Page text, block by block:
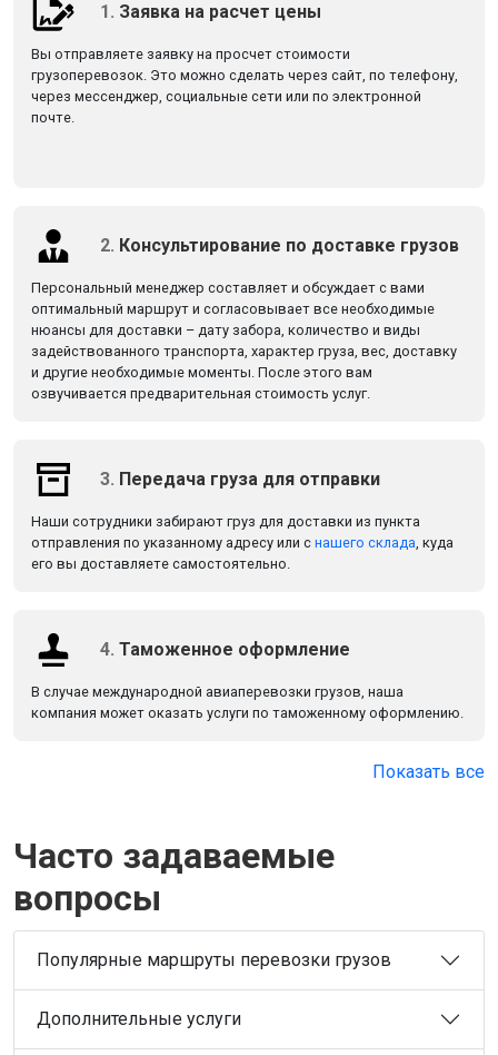
1. Заявка на расчет цены
Вы отправляете заявку на просчет стоимости
грузоперевозок. Это можно сделать через сайт, по телефону,
через мессенджер, социальные сети или по электронной
почте.
2. Консультирование по доставке грузов
Персональный менеджер составляет и обсуждает с вами
оптимальный маршрут и согласовывает все необходимые
нюансы для доставки – дату забора, количество и виды
задействованного транспорта, характер груза, вес, доставку
и другие необходимые моменты. После этого вам
озвучивается предварительная стоимость услуг.
3. Передача груза для отправки
Наши сотрудники забирают груз для доставки из пункта
отправления по указанному адресу или с нашего склада , куда
его вы доставляете самостоятельно.
4. Таможенное оформление
В случае международной авиаперевозки грузов, наша
компания может оказать услуги по таможенному оформлению.
Показать все
Часто задаваемые
вопросы
Популярные маршруты перевозки грузов
Дополнительные услуги